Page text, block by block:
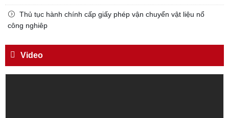
gửi Công an Khu XII,
Thủ tục hành chính cấp giấy phép vận chuyển vật liệu nổ
công nghiêp
Video